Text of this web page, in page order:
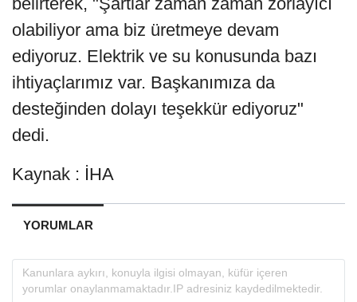
olabiliyor ama biz üretmeye devam
ediyoruz. Elektrik ve su konusunda bazı
ihtiyaçlarımız var. Başkanımıza da
desteğinden dolayı teşekkür ediyoruz"
dedi.
Kaynak : İHA
YORUMLAR